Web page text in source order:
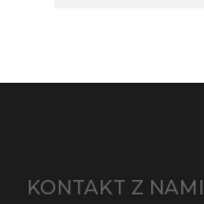
KONTAKT Z NAMI